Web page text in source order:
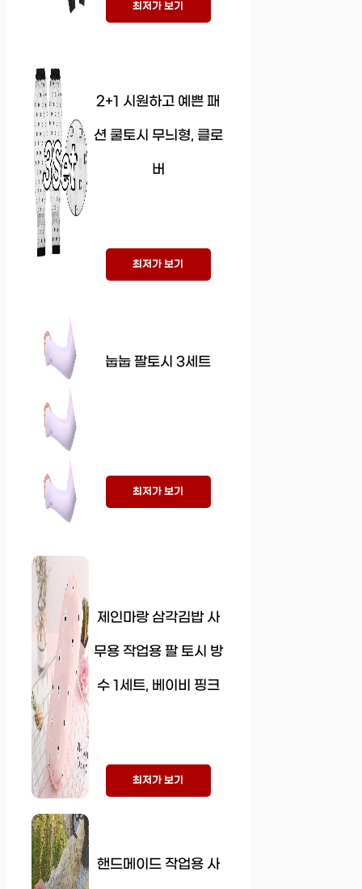
최저가 보기
2+1 시원하고 예쁜 패
션 쿨토시 무늬형, 클로
버
최저가 보기
눕눕 팔토시 3세트
최저가 보기
제인마랑 삼각김밥 사
무용 작업용 팔 토시 방
수 1세트, 베이비 핑크
최저가 보기
핸드메이드 작업용 사